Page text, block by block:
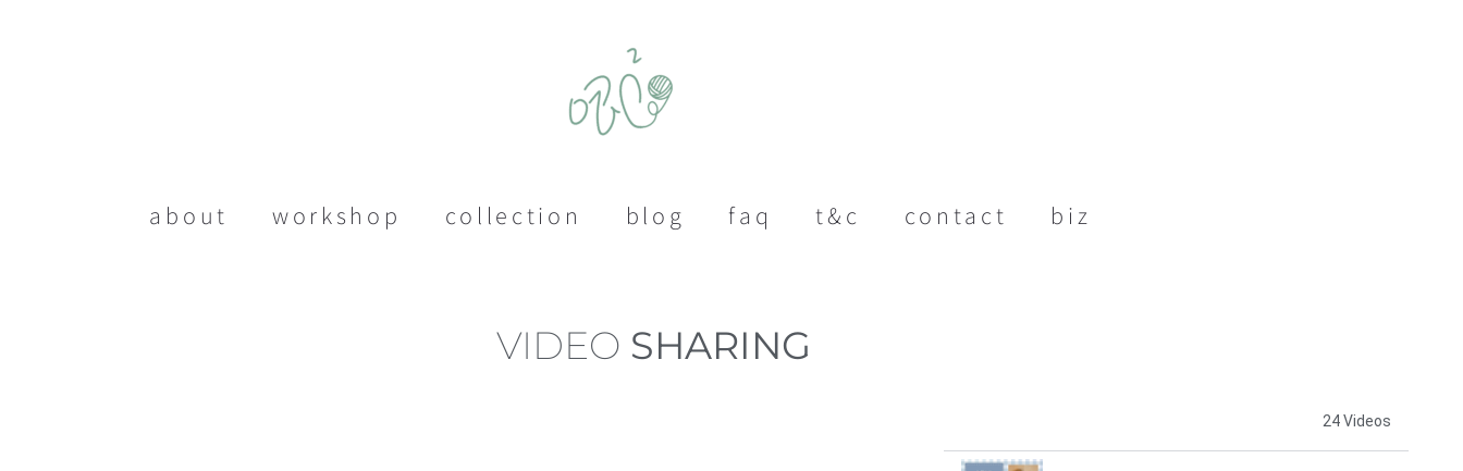
about workshop collection blog faq t&c contact biz
VIDEO SHARING
24 Videos